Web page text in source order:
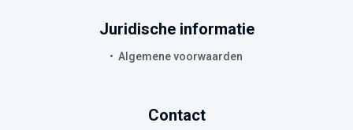
Juridische informatie
Algemene voorwaarden
Contact